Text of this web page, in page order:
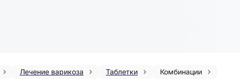
Лечение варикоза Таблетки Комбинации